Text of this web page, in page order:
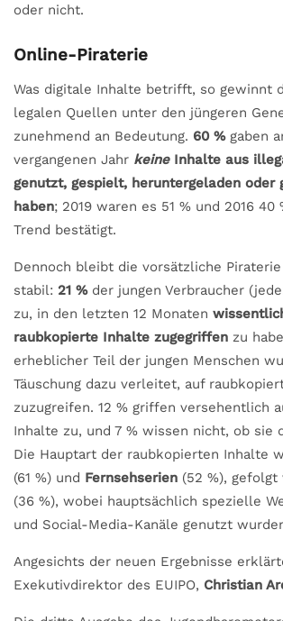
oder nicht.
Online-Piraterie
Was digitale Inhalte betrifft, so gewinnt
legalen Quellen unter den jüngeren
zunehmend an Bedeutung. 60 %gaben
vergangenen Jahr keineInhalte aus
genutzt, gespielt, heruntergeladen oder
haben; 2019 waren es 51 % und 2016 40
Trend bestätigt.
Dennoch bleibt die vorsätzliche
stabil: 21 %der jungen Verbraucher
zu, in den letzten 12 Monaten
raubkopierte Inhalte zugegriffen zu
erheblicher Teil der jungen Menschen
Täuschung dazu verleitet, auf
zuzugreifen. 12 % griffen versehentlich
Inhalte zu, und 7 % wissen nicht, ob sie
Die Hauptart der raubkopierten Inhalte
(61 %) und Fernsehserien (52 %), gefolgt
(36 %), wobei hauptsächlich spezielle
und Social-Media-Kanäle genutzt
Angesichts der neuen Ergebnisse
Exekutivdirektor des EUIPO, Christian